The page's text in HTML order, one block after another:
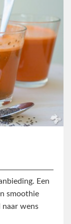
Een
smoothie
naar wens